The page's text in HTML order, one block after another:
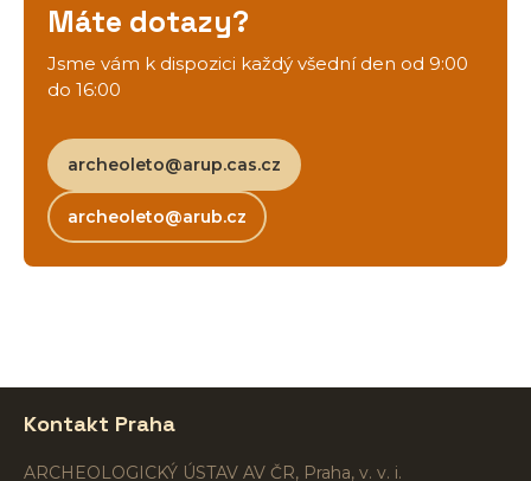
Máte dotazy?
Jsme vám k dispozici každý všední den od 9:00
do 16:00
archeoleto@arup.cas.cz
archeoleto@arub.cz
Kontakt Praha
ARCHEOLOGICKÝ ÚSTAV AV ČR, Praha, v. v. i.